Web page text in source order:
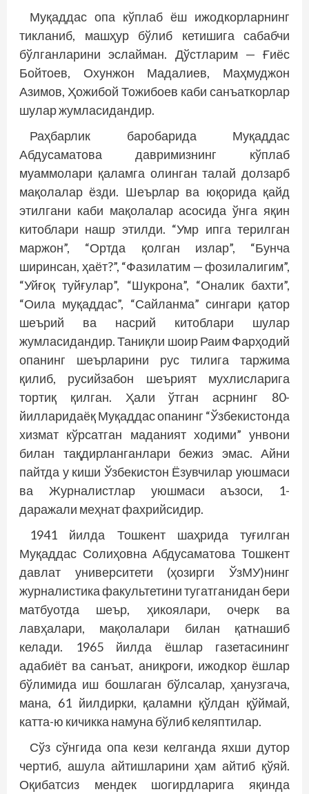
Муқаддас опа кўплаб ёш ижодкорларнинг
тикланиб, машҳур бўлиб кетишига сабабчи
бўлганларини эслайман. Дўстларим — Ғиёс
Бойтоев, Охунжон Мадалиев, Маҳмуджон
Азимов, Ҳожибой Тожибоев каби санъаткорлар
шулар жумласидандир.
Раҳбарлик баробарида Муқаддас
Абдусаматова давримизнинг кўплаб
муаммолари қаламга олинган талай долзарб
мақолалар ёзди. Шеърлар ва юқорида қайд
этилгани каби мақолалар асосида ўнга яқин
китоблари нашр этилди. “Умр ипга терилган
маржон”, “Ортда қолган излар”, “Бунча
ширинсан, ҳаёт?”, “Фазилатим — фозилалигим”,
“Уйғоқ туйғулар”, “Шукрона”, “Оналик бахти”,
“Оила муқаддас”, “Сайланма” сингари қатор
шеърий ва насрий китоблари шулар
жумласидандир. Таниқли шоир Раим Фарҳодий
опанинг шеърларини рус тилига таржима
қилиб, русийзабон шеърият мухлисларига
тортиқ қилган. Ҳали ўтган асрнинг 80-
йилларидаёқ Муқаддас опанинг “Ўзбекистонда
хизмат кўрсатган маданият ходими” унвони
билан тақдирланганлари бежиз эмас. Айни
пайтда у киши Ўзбекистон Ёзувчилар уюшмаси
ва Журналистлар уюшмаси аъзоси, 1-
даражали меҳнат фахрийсидир.
1941 йилда Тошкент шаҳрида туғилган
Муқаддас Солиҳовна Абдусаматова Тошкент
давлат университети (ҳозирги ЎзМУ)нинг
журналистика факультетини тугатганидан бери
матбуотда шеър, ҳикоялари, очерк ва
лавҳалари, мақолалари билан қатнашиб
келади. 1965 йилда ёшлар газетасининг
адабиёт ва санъат, аниқроғи, ижодкор ёшлар
бўлимида иш бошлаган бўлсалар, ҳанузгача,
мана, 61 йилдирки, қаламни қўлдан қўймай,
катта-ю кичикка намуна бўлиб кел­яптилар.
Сўз сўнгида опа кези келганда яхши дутор
чертиб, ашула айтишларини ҳам айтиб қўяй.
Оқибатсиз мендек шогирдларига яқинда